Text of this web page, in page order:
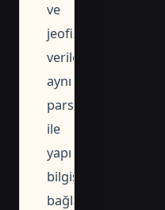
ve
jeofizik
verilerin
aynı
parsel
ile
yapı
bilgisine
bağlanması